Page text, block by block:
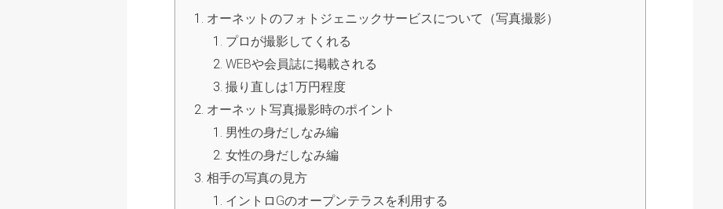
オーネットのフォトジェニックサービスについて（写真撮影）
プロが撮影してくれる
WEBや会員誌に掲載される
撮り直しは1万円程度
オーネット写真撮影時のポイント
男性の身だしなみ編
女性の身だしなみ編
相手の写真の見方
イントロGのオープンテラスを利用する